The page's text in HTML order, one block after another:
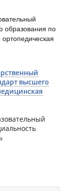
образования по
высшего